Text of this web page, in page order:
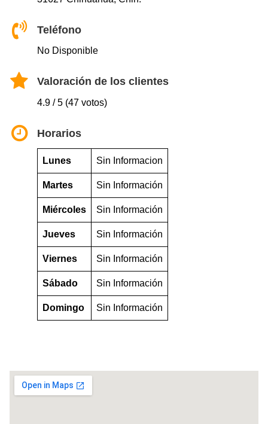
Teléfono
No Disponible
Valoración de los clientes
4.9 / 5 (47 votos)
Horarios
Lunes Sin Informacion
Martes Sin Información
Miércoles Sin Información
Jueves Sin Información
Viernes Sin Información
Sábado Sin Información
Domingo Sin Información